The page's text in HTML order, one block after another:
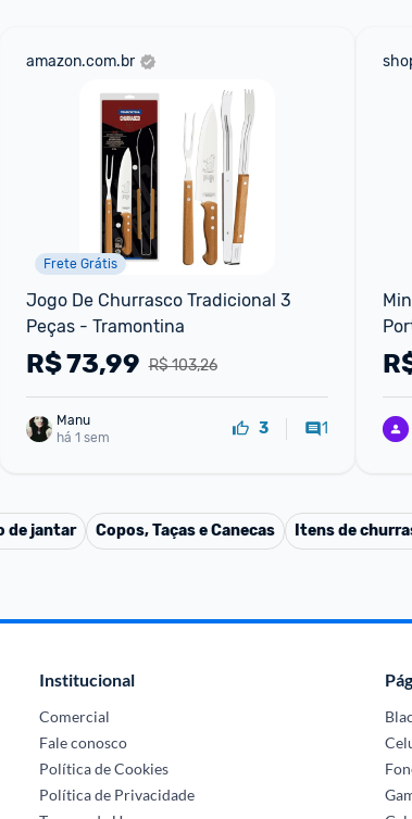
amazon.com.br
Frete Grátis
Jogo De Churrasco Tradicional 3
Peças - Tramontina
R$ 103,26
R$73,99
Manu
há 1 sem
3 1
de jantar Copos, Taças e Canecas Itens de
Institucional
Comercial
Fale conosco
Política de Cookies
Política de Privacidade